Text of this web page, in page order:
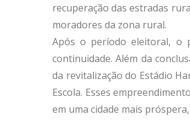
recuperação das estradas
moradores da zona rural.
Após o período eleitoral, o
continuidade. Além da
da revitalização do Estádio
Escola. Esses
em uma cidade mais